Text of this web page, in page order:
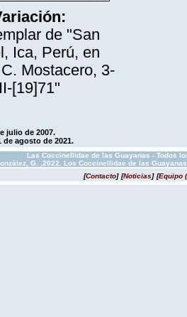
de "San
Ica, Perú, en
Mostacero, 3-
II-[19]71"
julio de 2007.
de agosto de 2021.
Las Coccinellidae de las Guayanas - Todos
G. ,2022. Los Coccinellidae de las
[Contacto] [Noticias] [Equipo